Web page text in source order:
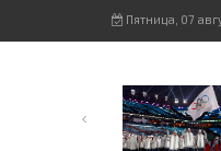
Пятница, 07